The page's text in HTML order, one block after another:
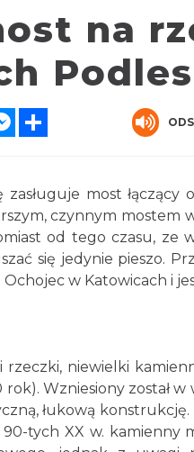
na
Messenger
most
czynnym
od tego czasu,
się jedynie pieszo.
w Katowicach i
rzeczki, niewielki
Wzniesiony został
łukową
tych XX w. kamienny